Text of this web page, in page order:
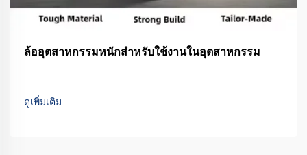
ล้ออุตสาหกรรมหนักสำหรับใช้งานในอุตสาหกรรม
ดูเพิ่มเติม